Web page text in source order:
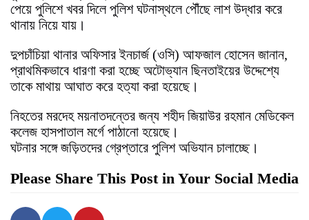
পেয়ে পুলিশে খবর দিলে পুলিশ ঘটনাস্থলে পৌঁছে লাশ উদ্ধার করে
থানায় নিয়ে যায়।
দুপচাঁচিয়া থানার অফিসার ইনচার্জ (ওসি) আফজাল হোসেন জানান,
প্রাথমিকভাবে ধারণা করা হচ্ছে অটোভ্যান ছিনতাইয়ের উদ্দেশ্যে
তাকে মাথায় আঘাত করে হত্যা করা হয়েছে।
নিহতের মরদেহ ময়নাতদন্তের জন্য শহীদ জিয়াউর রহমান মেডিকেল
কলেজ হাসপাতাল মর্গে পাঠানো হয়েছে।
ঘটনার সঙ্গে জড়িতদের গ্রেপ্তারে পুলিশ অভিযান চালাচ্ছে।
Please Share This Post in Your Social Media